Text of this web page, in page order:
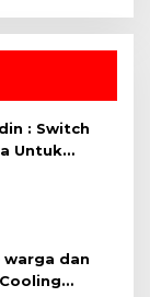
: Switch
Untuk
dan